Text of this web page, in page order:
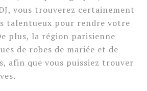
vous trouverez certainement
talentueux pour rendre votre
plus, la région parisienne
de robes de mariée et de
afin que vous puissiez trouver